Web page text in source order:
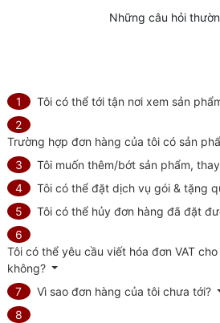
Những câu hỏi
1
Tôi có thể tới tận nơi xem sản
2
Trường hợp đơn hàng của tôi có sản
3
Tôi muốn thêm/bớt sản phẩm,
4
Tôi có thể đặt dịch vụ gói & tặng
5
Tôi có thể hủy đơn hàng đã đặt
6
Tôi có thể yêu cầu viết hóa đơn VAT
không?
7
Vì sao đơn hàng của tôi chưa tới?
8